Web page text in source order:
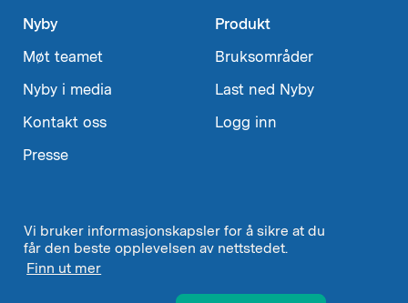
Vi bruker informasjonskapsler for å sikre at du
får den beste opplevelsen av nettstedet.
Finn ut mer
Nyby
Møt teamet
Nyby i media
Kontakt oss
Presse
Produkt
Bruksområder
Last ned Nyby
Logg inn
Velg
språk
Norsk ↓